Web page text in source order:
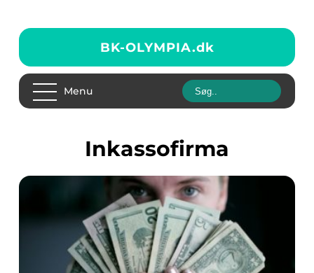
BK-OLYMPIA.dk
Menu
Inkassofirma